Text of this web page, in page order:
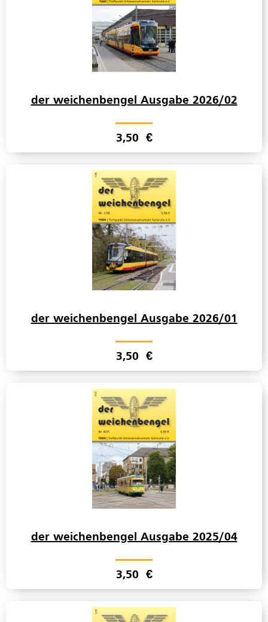
der weichenbengel Ausgabe 2026/02
3,50 €
der weichenbengel Ausgabe 2026/01
3,50 €
der weichenbengel Ausgabe 2025/04
3,50 €